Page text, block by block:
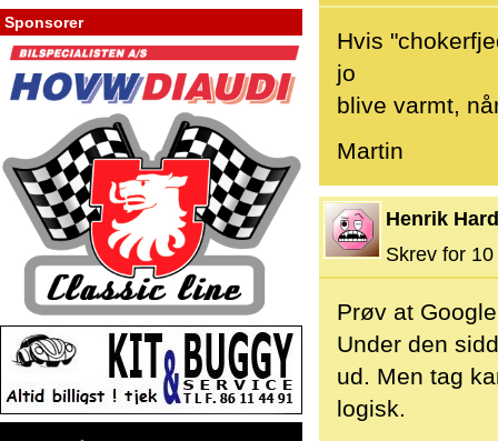
Sponsorer
Hvis
jo
blive varmt,
Martin
Henrik
Skrev for
Prøv at
Under den
ud. Men tag
logisk.